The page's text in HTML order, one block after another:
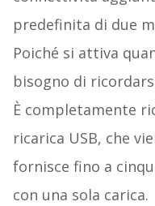
predefinita di due
Poiché si attiva
bisogno di
È completamente
ricarica USB, che
fornisce fino a
con una sola carica.